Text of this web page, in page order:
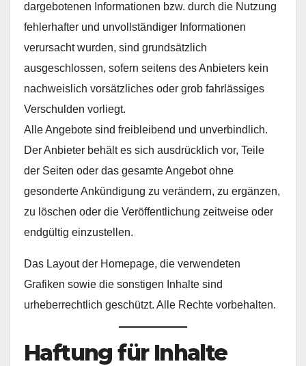
dargebotenen Informationen bzw. durch die Nutzung
fehlerhafter und unvollständiger Informationen
verursacht wurden, sind grundsätzlich
ausgeschlossen, sofern seitens des Anbieters kein
nachweislich vorsätzliches oder grob fahrlässiges
Verschulden vorliegt.
Alle Angebote sind freibleibend und unverbindlich.
Der Anbieter behält es sich ausdrücklich vor, Teile
der Seiten oder das gesamte Angebot ohne
gesonderte Ankündigung zu verändern, zu ergänzen,
zu löschen oder die Veröffentlichung zeitweise oder
endgültig einzustellen.
Das Layout der Homepage, die verwendeten
Grafiken sowie die sonstigen Inhalte sind
urheberrechtlich geschützt. Alle Rechte vorbehalten.
Haftung für Inhalte